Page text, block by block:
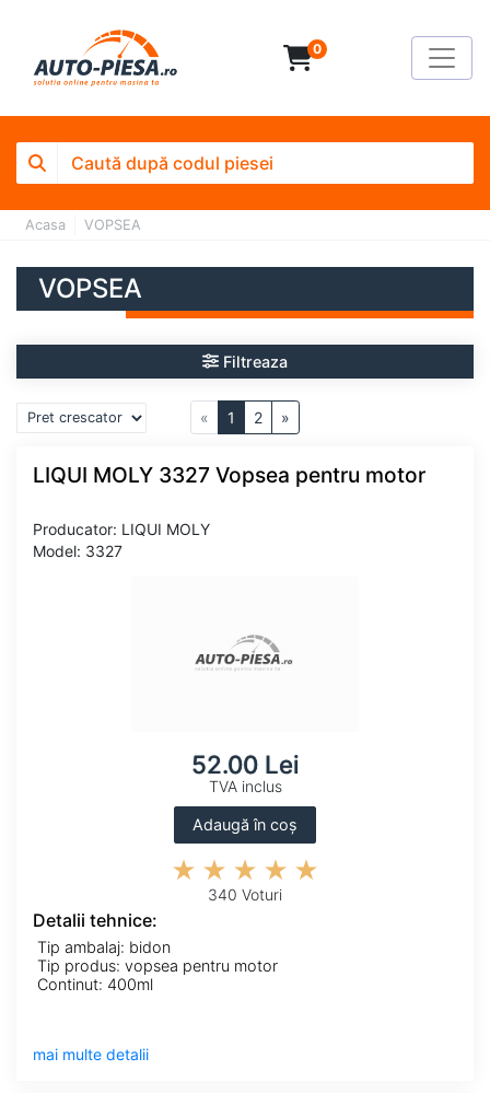
0
Acasa VOPSEA
VOPSEA
Filtreaza
« 1 2 »
LIQUI MOLY 3327 Vopsea pentru motor
Producator: LIQUI MOLY
Model: 3327
52.00 Lei
TVA inclus
Adaugă în coș
340 Voturi
Detalii tehnice:
Tip ambalaj: bidon
Tip produs: vopsea pentru motor
Continut: 400ml
mai multe detalii